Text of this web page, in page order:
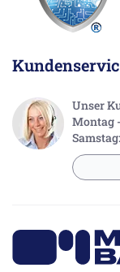
Unser
Montag